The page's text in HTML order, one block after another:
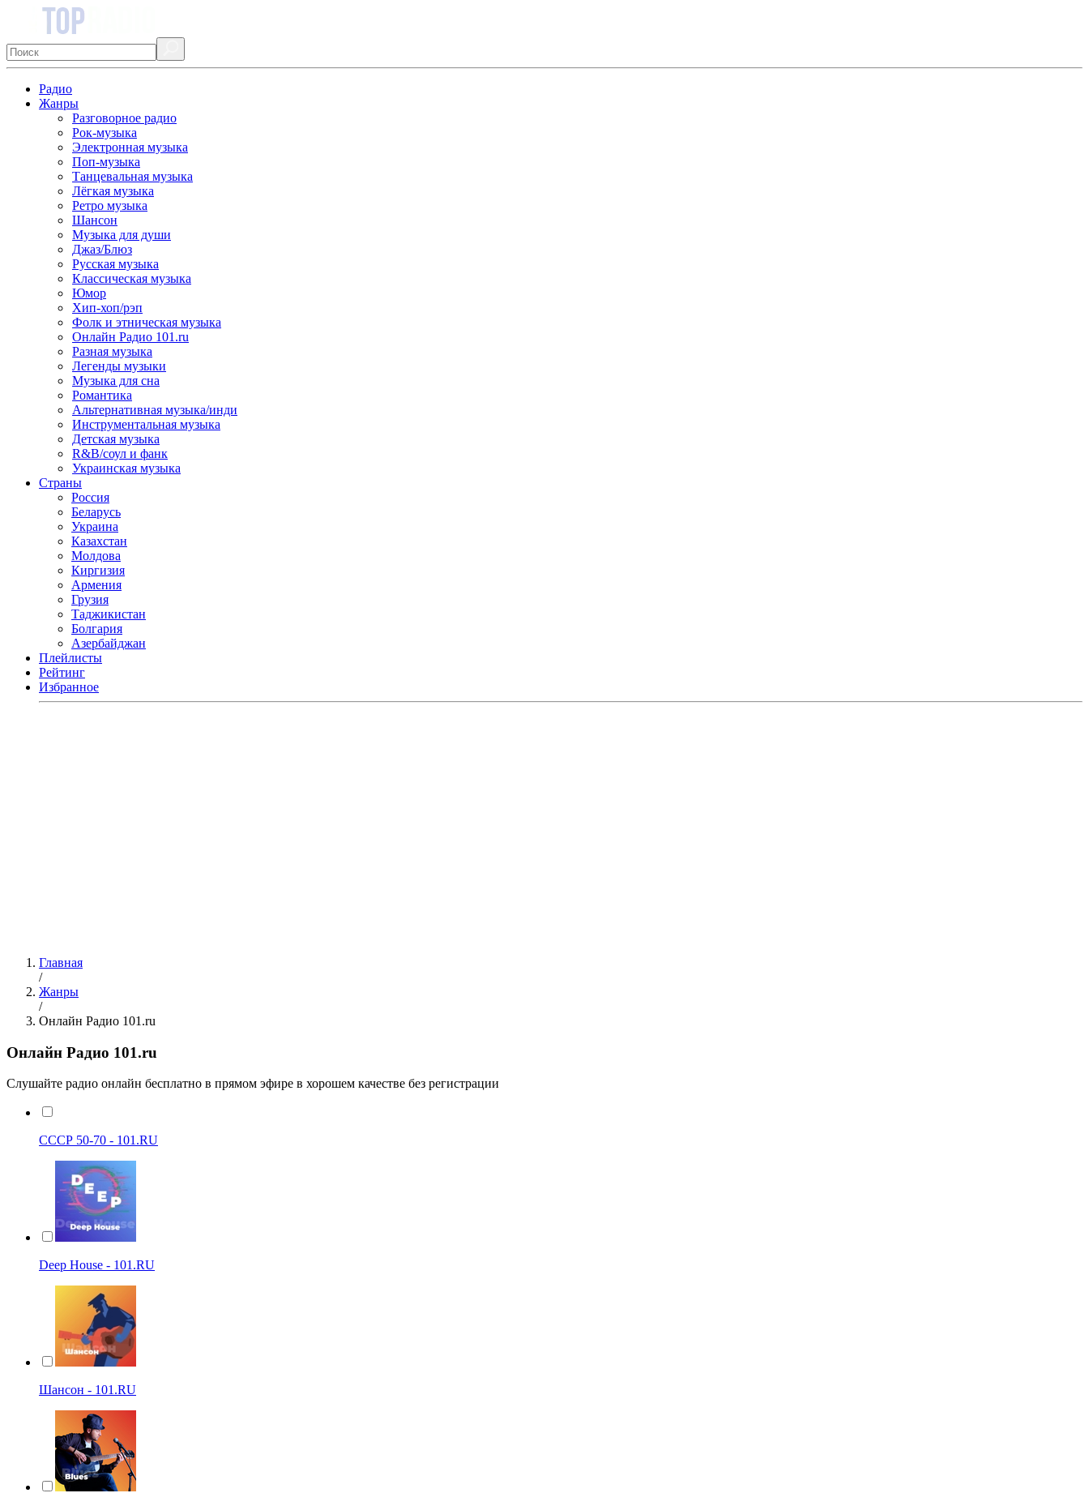
Радио
Жанры
Разговорное радио
Рок-музыка
Электронная музыка
Поп-музыка
Танцевальная музыка
Лёгкая музыка
Ретро музыка
Шансон
Музыка для души
Джаз/Блюз
Русская музыка
Классическая музыка
Юмор
Хип-хоп/рэп
Фолк и этническая музыка
Онлайн Радио 101.ru
Разная музыка
Легенды музыки
Музыка для сна
Романтика
Альтернативная музыка/инди
Инструментальная музыка
Детская музыка
R&B/cоул и фанк
Украинская музыка
Страны
Россия
Беларусь
Украина
Казахстан
Молдова
Киргизия
Армения
Грузия
Таджикистан
Болгария
Азербайджан
Плейлисты
Рейтинг
Избранное
Главная
/
Жанры
/
Онлайн Радио 101.ru
Онлайн Радио 101.ru
Cлушайте радио онлайн бесплатно в прямом эфире в хорошем качестве без регистрации
СССР 50-70 - 101.RU
Deep House - 101.RU
Шансон - 101.RU